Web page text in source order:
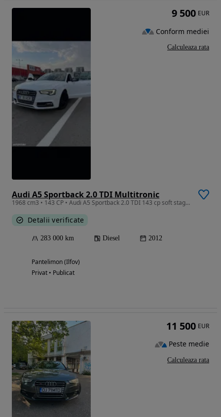
Audi A5 Sportback 2.0 TDI Multitronic
1968 cm3 • 143 CP • Audi A5 Sportback 2.0 TDI 143 cp soft stage 1 190 cp
Detalii verificate
283 000 km Diesel 2012
Pantelimon (Ilfov)
Privat • Publicat
9 500 EUR
Conform mediei
Calculeaza rata
11 500 EUR
Peste medie
Calculeaza rata